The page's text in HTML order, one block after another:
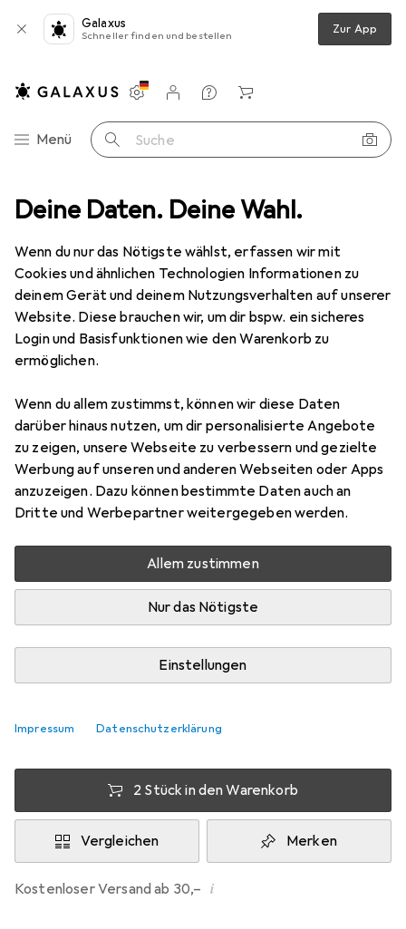
Deine Daten. Deine Wahl.
Wenn du nur das Nötigste wählst, erfassen wir mit
Cookies und ähnlichen Technologien Informationen zu
deinem Gerät und deinem Nutzungsverhalten auf unserer
Website. Diese brauchen wir, um dir bspw. ein sicheres
Login und Basisfunktionen wie den Warenkorb zu
ermöglichen.
Wenn du allem zustimmst, können wir diese Daten
darüber hinaus nutzen, um dir personalisierte Angebote
zu zeigen, unsere Webseite zu verbessern und gezielte
Werbung auf unseren und anderen Webseiten oder Apps
anzuzeigen. Dazu können bestimmte Daten auch an
Dritte und Werbepartner weitergegeben werden.
Allem zustimmen
Nur das Nötigste
Einstellungen
Impressum Datenschutzerklärung
Galaxus
Schneller finden und bestellen Zur App
Navigation nach Kategorien
Menü Suche
Einstellungen
Kundenkonto
Vergleichslisten
Merklisten
Warenkorb
Netzwerk Netzwerkkabel StarTech Netzwerkkabel
6 Bilder
MENGENRABATT
StarTechNetzwerkkabel
UTP, CAT6, 5 m
Preis in EUR inkl. MwSt.
EUR
11,82
Bewertungen Marke
Zwischen Fr, 7.8. und Di, 11.8. geliefert
Mehr als 10 Stück an Lager beim Lieferanten
Lieferort angeben für genaue Lieferzeit
2 Stück in den Warenkorb
Vergleichen Merken
Kostenloser Versand ab 30,– i